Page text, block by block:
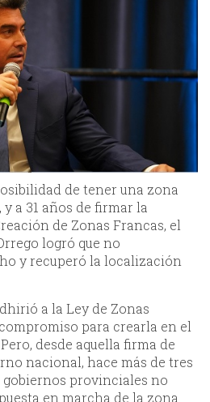
de tener una zona
a 31 años de firmar la
de Zonas Francas, el
logró que no
y recuperó la localización
a la Ley de Zonas
para crearla en el
desde aquella firma de
nacional, hace más de tres
gobiernos provinciales no
en marcha de la zona